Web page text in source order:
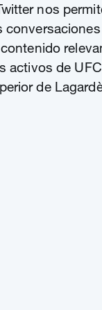
nos
activos de
de